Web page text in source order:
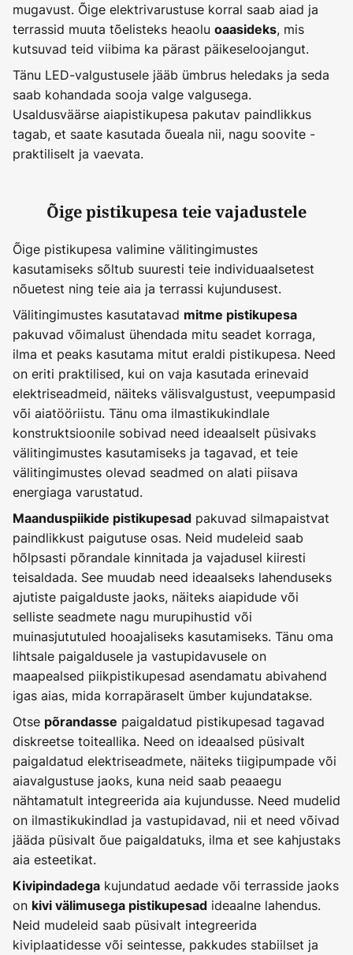
mugavust. Õige elektrivarustuse korral saab aiad ja
terrassid muuta tõelisteks heaolu oaasideks, mis
kutsuvad teid viibima ka pärast päikeseloojangut.
Tänu LED-valgustusele jääb ümbrus heledaks ja seda
saab kohandada sooja valge valgusega.
Usaldusväärse aiapistikupesa pakutav paindlikkus
tagab, et saate kasutada õueala nii, nagu soovite -
praktiliselt ja vaevata.
Õige pistikupesa teie vajadustele
Õige pistikupesa valimine välitingimustes
kasutamiseks sõltub suuresti teie individuaalsetest
nõuetest ning teie aia ja terrassi kujundusest.
Välitingimustes kasutatavad mitme pistikupesa
pakuvad võimalust ühendada mitu seadet korraga,
ilma et peaks kasutama mitut eraldi pistikupesa. Need
on eriti praktilised, kui on vaja kasutada erinevaid
elektriseadmeid, näiteks välisvalgustust, veepumpasid
või aiatööriistu. Tänu oma ilmastikukindlale
konstruktsioonile sobivad need ideaalselt püsivaks
välitingimustes kasutamiseks ja tagavad, et teie
välitingimustes olevad seadmed on alati piisava
energiaga varustatud.
Maanduspiikide pistikupesad pakuvad silmapaistvat
paindlikkust paigutuse osas. Neid mudeleid saab
hõlpsasti põrandale kinnitada ja vajadusel kiiresti
teisaldada. See muudab need ideaalseks lahenduseks
ajutiste paigalduste jaoks, näiteks aiapidude või
selliste seadmete nagu murupihustid või
muinasjututuled hooajaliseks kasutamiseks. Tänu oma
lihtsale paigaldusele ja vastupidavusele on
maapealsed piikpistikupesad asendamatu abivahend
igas aias, mida korrapäraselt ümber kujundatakse.
Otse põrandasse paigaldatud pistikupesad tagavad
diskreetse toiteallika. Need on ideaalsed püsivalt
paigaldatud elektriseadmete, näiteks tiigipumpade või
aiavalgustuse jaoks, kuna neid saab peaaegu
nähtamatult integreerida aia kujundusse. Need mudelid
on ilmastikukindlad ja vastupidavad, nii et need võivad
jääda püsivalt õue paigaldatuks, ilma et see kahjustaks
aia esteetikat.
Kivipindadega kujundatud aedade või terrasside jaoks
on kivi välimusega pistikupesad ideaalne lahendus.
Neid mudeleid saab püsivalt integreerida
kiviplaatidesse või seintesse, pakkudes stabiilset ja